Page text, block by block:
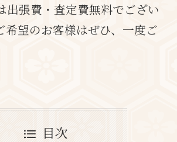
出張費・査定費無料でござい
希望のお客様はぜひ、一度ご
目次